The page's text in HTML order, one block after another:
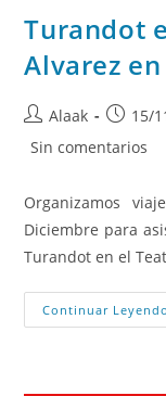
Turandot
Alvarez
Alaak 15/
Sin comentarios
Organizamos
Diciembre para
Turandot en el
Continuar Leyendo